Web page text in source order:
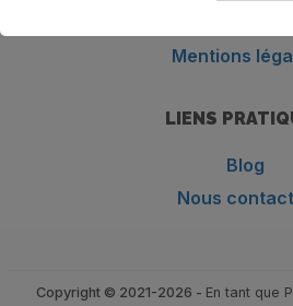
Mentions
LIENS
Blog
Nous
Copyright © 2021-2026 - En tant que